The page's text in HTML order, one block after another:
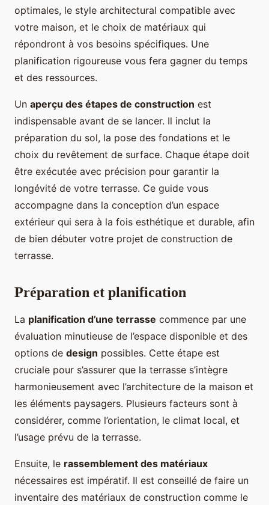
optimales, le style architectural compatible avec
votre maison, et le choix de matériaux qui
répondront à vos besoins spécifiques. Une
planification rigoureuse vous fera gagner du temps
et des ressources.
Un aperçu des étapes de construction est
indispensable avant de se lancer. Il inclut la
préparation du sol, la pose des fondations et le
choix du revêtement de surface. Chaque étape doit
être exécutée avec précision pour garantir la
longévité de votre terrasse. Ce guide vous
accompagne dans la conception d’un espace
extérieur qui sera à la fois esthétique et durable, afin
de bien débuter votre projet de construction de
terrasse.
Préparation et planification
La planification d’une terrasse commence par une
évaluation minutieuse de l’espace disponible et des
options de design possibles. Cette étape est
cruciale pour s’assurer que la terrasse s’intègre
harmonieusement avec l’architecture de la maison et
les éléments paysagers. Plusieurs facteurs sont à
considérer, comme l’orientation, le climat local, et
l’usage prévu de la terrasse.
Ensuite, le rassemblement des matériaux
nécessaires est impératif. Il est conseillé de faire un
inventaire des matériaux de construction comme le